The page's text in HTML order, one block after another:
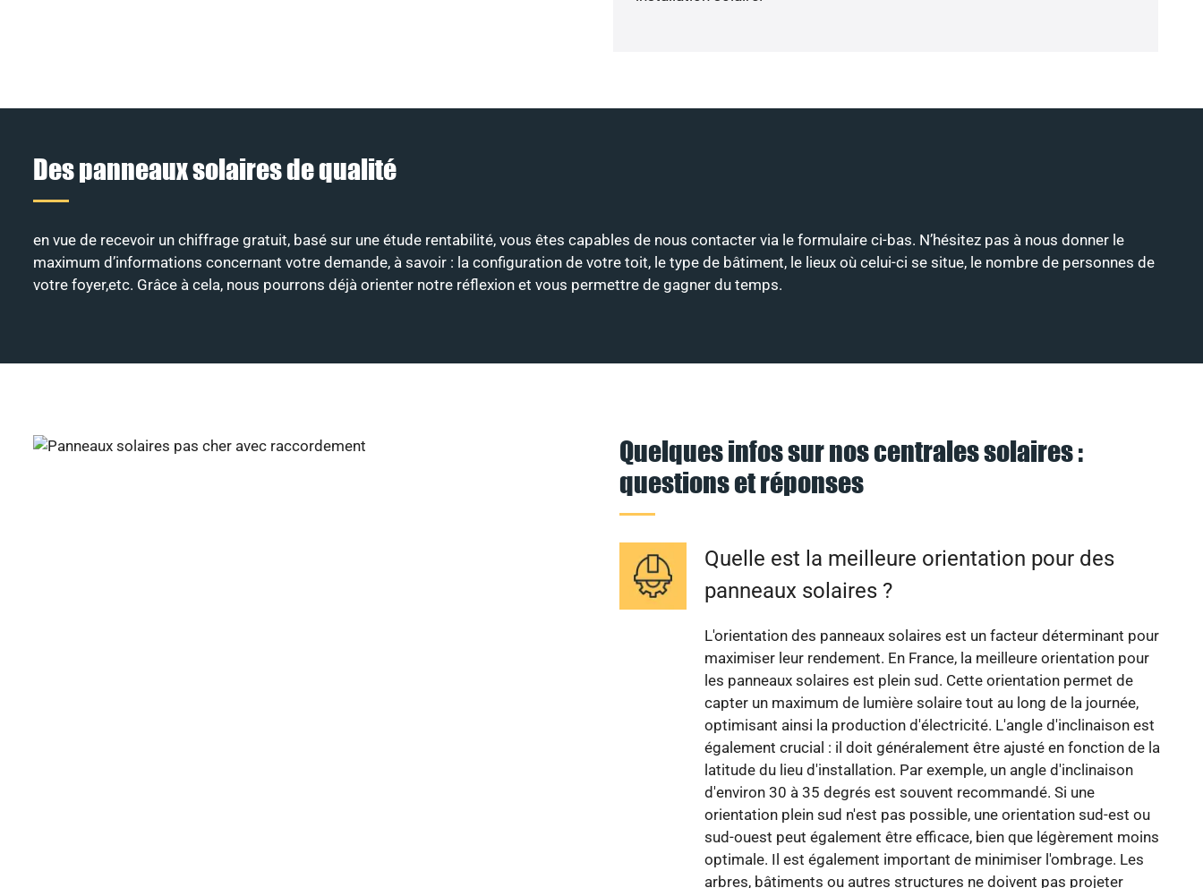
Des panneaux solaires de qualité
en vue de recevoir un chiffrage gratuit, basé sur une étude rentabilité, vous êtes capables de nous contacter via le formulaire ci-bas. N’hésitez pas à nous donner le
maximum d’informations concernant votre demande, à savoir : la configuration de votre toit, le type de bâtiment, le lieux où celui-ci se situe, le nombre de personnes de
votre foyer,etc. Grâce à cela, nous pourrons déjà orienter notre réflexion et vous permettre de gagner du temps.
Quelques infos sur nos centrales solaires :
questions et réponses
Quelle est la meilleure orientation pour des
panneaux solaires ?
L'orientation des panneaux solaires est un facteur déterminant pour
maximiser leur rendement. En France, la meilleure orientation pour
les panneaux solaires est plein sud. Cette orientation permet de
capter un maximum de lumière solaire tout au long de la journée,
optimisant ainsi la production d'électricité. L'angle d'inclinaison est
également crucial : il doit généralement être ajusté en fonction de la
latitude du lieu d'installation. Par exemple, un angle d'inclinaison
d'environ 30 à 35 degrés est souvent recommandé. Si une
orientation plein sud n'est pas possible, une orientation sud-est ou
sud-ouest peut également être efficace, bien que légèrement moins
optimale. Il est également important de minimiser l'ombrage. Les
arbres, bâtiments ou autres structures ne doivent pas projeter